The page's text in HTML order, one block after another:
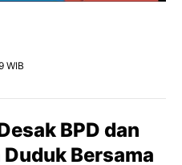
WIB
BPD dan
Bersama